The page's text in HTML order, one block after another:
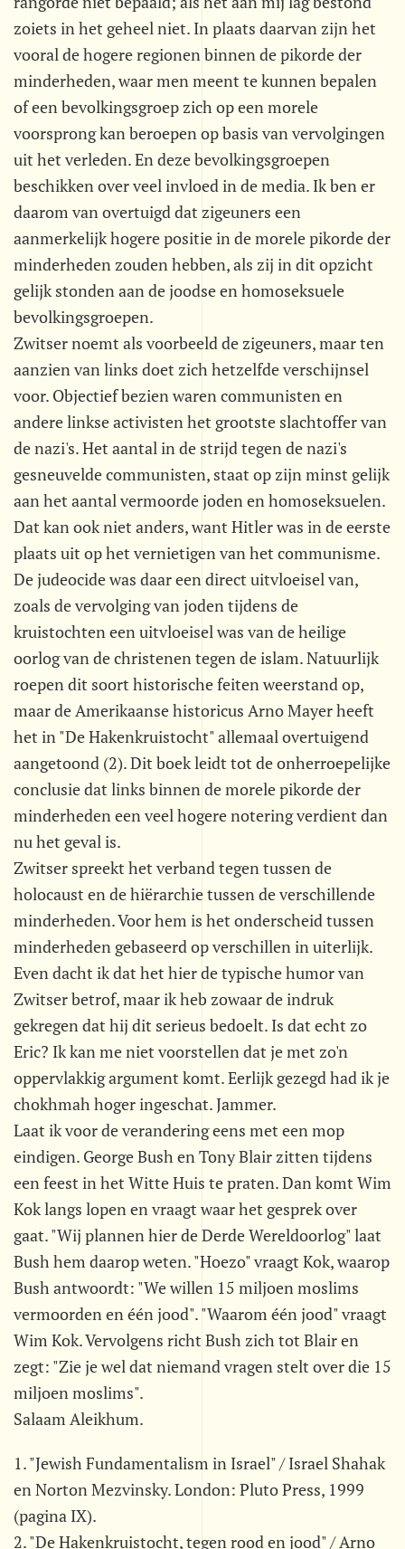
zoiets in het geheel niet. In plaats daarvan zijn het
vooral de hogere regionen binnen de pikorde der
minderheden, waar men meent te kunnen bepalen
of een bevolkingsgroep zich op een morele
voorsprong kan beroepen op basis van vervolgingen
uit het verleden. En deze bevolkingsgroepen
beschikken over veel invloed in de media. Ik ben er
daarom van overtuigd dat zigeuners een
aanmerkelijk hogere positie in de morele pikorde der
minderheden zouden hebben, als zij in dit opzicht
gelijk stonden aan de joodse en homoseksuele
bevolkingsgroepen.
Zwitser noemt als voorbeeld de zigeuners, maar ten
aanzien van links doet zich hetzelfde verschijnsel
voor. Objectief bezien waren communisten en
andere linkse activisten het grootste slachtoffer van
de nazi's. Het aantal in de strijd tegen de nazi's
gesneuvelde communisten, staat op zijn minst gelijk
aan het aantal vermoorde joden en homoseksuelen.
Dat kan ook niet anders, want Hitler was in de eerste
plaats uit op het vernietigen van het communisme.
De judeocide was daar een direct uitvloeisel van,
zoals de vervolging van joden tijdens de
kruistochten een uitvloeisel was van de heilige
oorlog van de christenen tegen de islam. Natuurlijk
roepen dit soort historische feiten weerstand op,
maar de Amerikaanse historicus Arno Mayer heeft
het in "De Hakenkruistocht" allemaal overtuigend
aangetoond (2). Dit boek leidt tot de onherroepelijke
conclusie dat links binnen de morele pikorde der
minderheden een veel hogere notering verdient dan
nu het geval is.
Zwitser spreekt het verband tegen tussen de
holocaust en de hiërarchie tussen de verschillende
minderheden. Voor hem is het onderscheid tussen
minderheden gebaseerd op verschillen in uiterlijk.
Even dacht ik dat het hier de typische humor van
Zwitser betrof, maar ik heb zowaar de indruk
gekregen dat hij dit serieus bedoelt. Is dat echt zo
Eric? Ik kan me niet voorstellen dat je met zo'n
oppervlakkig argument komt. Eerlijk gezegd had ik je
chokhmah hoger ingeschat. Jammer.
Laat ik voor de verandering eens met een mop
eindigen. George Bush en Tony Blair zitten tijdens
een feest in het Witte Huis te praten. Dan komt Wim
Kok langs lopen en vraagt waar het gesprek over
gaat. "Wij plannen hier de Derde Wereldoorlog" laat
Bush hem daarop weten. "Hoezo" vraagt Kok, waarop
Bush antwoordt: "We willen 15 miljoen moslims
vermoorden en één jood". "Waarom één jood" vraagt
Wim Kok. Vervolgens richt Bush zich tot Blair en
zegt: "Zie je wel dat niemand vragen stelt over die 15
miljoen moslims".
Salaam Aleikhum.
1. "Jewish Fundamentalism in Israel" / Israel Shahak
en Norton Mezvinsky. London: Pluto Press, 1999
(pagina IX).
2. "De Hakenkruistocht, tegen rood en jood" / Arno